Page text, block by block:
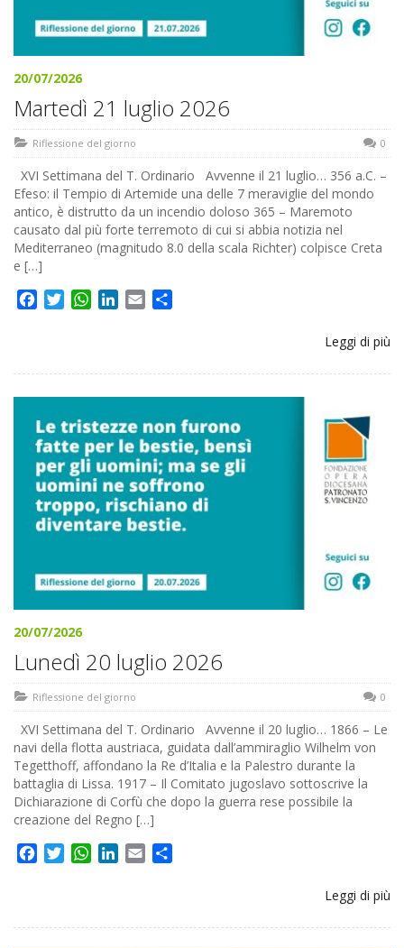
20/07/2026
Martedì 21 luglio 2026
Riflessione del giorno 0
XVI Settimana del T. Ordinario Avvenne il 21 luglio… 356 a.C. –
Efeso: il Tempio di Artemide una delle 7 meraviglie del mondo
antico, è distrutto da un incendio doloso 365 – Maremoto
causato dal più forte terremoto di cui si abbia notizia nel
Mediterraneo (magnitudo 8.0 della scala Richter) colpisce Creta
e […]
FacebookTwitterWhatsApp
LinkedIn
Email
Leggi di più
20/07/2026
Lunedì 20 luglio 2026
Riflessione del giorno 0
XVI Settimana del T. Ordinario Avvenne il 20 luglio… 1866 – Le
navi della flotta austriaca, guidata dall’ammiraglio Wilhelm von
Tegetthoff, affondano la Re d’Italia e la Palestro durante la
battaglia di Lissa. 1917 – Il Comitato jugoslavo sottoscrive la
Dichiarazione di Corfù che dopo la guerra rese possibile la
creazione del Regno […]
FacebookTwitterWhatsApp
LinkedIn
Email
Leggi di più